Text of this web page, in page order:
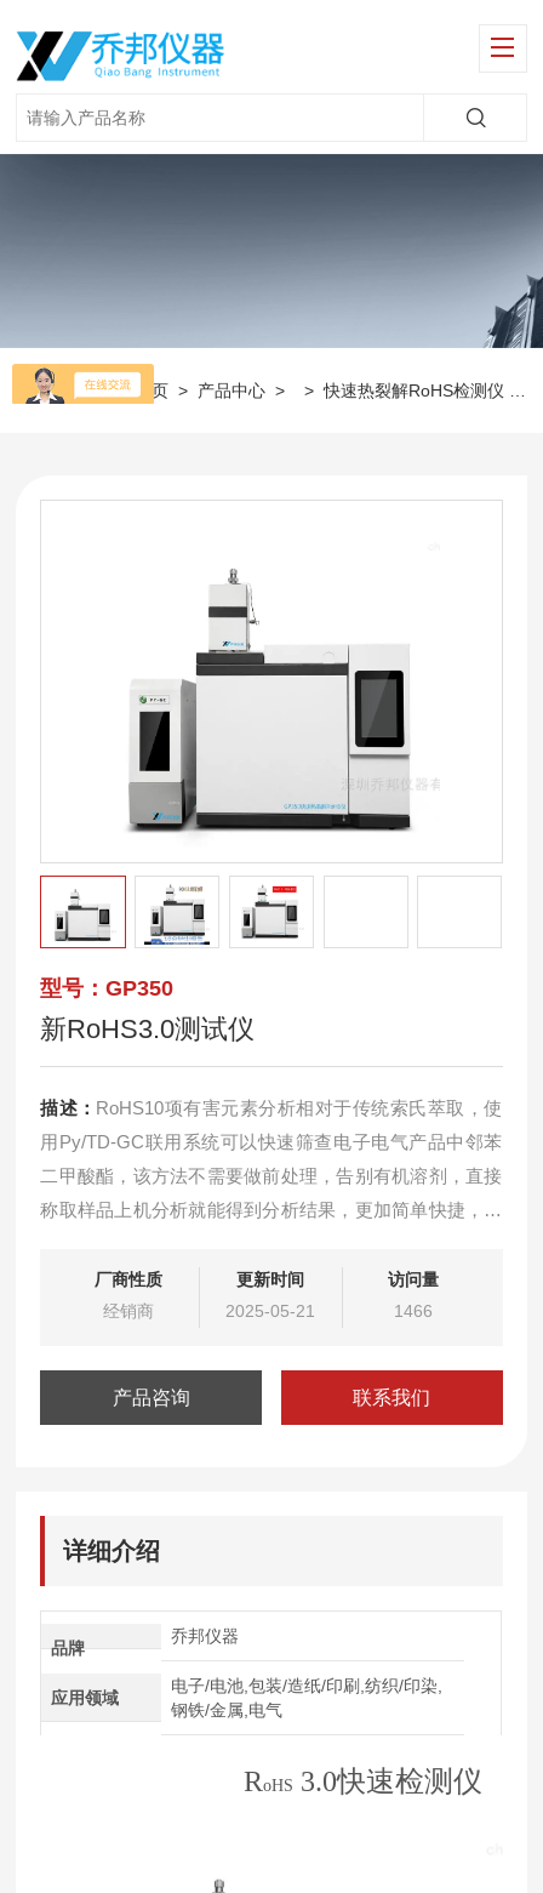
当前位置： 首页 > 产品中心 > >快速热裂解RoHS检测仪
型号：GP350
新RoHS3.0测试仪
描述： RoHS10项有害元素分析相对于传统索氏萃取，使
用Py/TD-GC联用系统可以快速筛查电子电气产品中邻苯
二甲酸酯，该方法不需要做前处理，告别有机溶剂，直接
称取样品上机分析就能得到分析结果，更加简单快捷，新
厂商性质
经销商
更新时间
2025-05-21
访问量
1466
产品咨询 联系我们
详细介绍
品牌
乔邦仪器
应用领域
电子/电池,包装/造纸/印刷,纺织/印染,
钢铁/金属,电气
RoHS 3.0快速检测仪